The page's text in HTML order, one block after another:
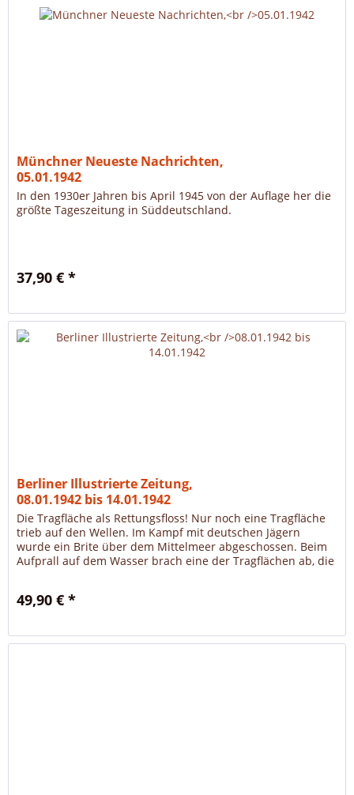
Münchner Neueste Nachrichten,
05.01.1942
In den 1930er Jahren bis April 1945 von der Auflage her die
größte Tageszeitung in Süddeutschland.
37,90 € *
Berliner Illustrierte Zeitung,
08.01.1942 bis 14.01.1942
Die Tragfläche als Rettungsfloss! Nur noch eine Tragfläche
trieb auf den Wellen. Im Kampf mit deutschen Jägern
wurde ein Brite über dem Mittelmeer abgeschossen. Beim
Aufprall auf dem Wasser brach eine der Tragflächen ab, die
49,90 € *